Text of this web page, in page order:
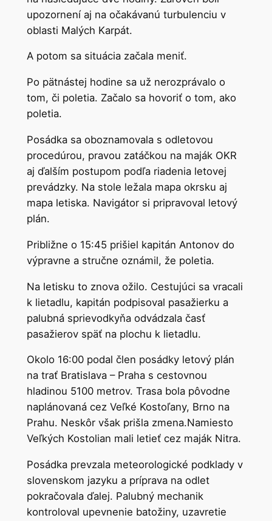
upozornení aj na očakávanú turbulenciu v
oblasti Malých Karpát.
A potom sa situácia začala meniť.
Po pätnástej hodine sa už nerozprávalo o
tom, či poletia. Začalo sa hovoriť o tom, ako
poletia.
Posádka sa oboznamovala s odletovou
procedúrou, pravou zatáčkou na maják OKR
aj ďalším postupom podľa riadenia letovej
prevádzky. Na stole ležala mapa okrsku aj
mapa letiska. Navigátor si pripravoval letový
plán.
Približne o 15:45 prišiel kapitán Antonov do
výpravne a stručne oznámil, že poletia.
Na letisku to znova ožilo. Cestujúci sa vracali
k lietadlu, kapitán podpisoval pasažierku a
palubná sprievodkyňa odvádzala časť
pasažierov späť na plochu k lietadlu.
Okolo 16:00 podal člen posádky letový plán
na trať Bratislava – Praha s cestovnou
hladinou 5100 metrov. Trasa bola pôvodne
naplánovaná cez Veľké Kostoľany, Brno na
Prahu. Neskôr však prišla zmena.Namiesto
Veľkých Kostolian mali letieť cez maják Nitra.
Posádka prevzala meteorologické podklady v
slovenskom jazyku a príprava na odlet
pokračovala ďalej. Palubný mechanik
kontroloval upevnenie batožiny, uzavretie